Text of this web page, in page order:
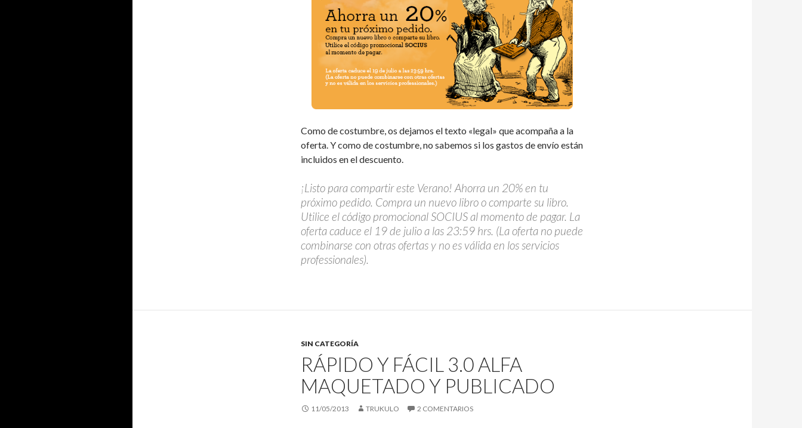
Como de costumbre, os dejamos el texto «legal» que acompaña a la
oferta. Y como de costumbre, no sabemos si los gastos de envío están
incluidos en el descuento.
¡Listo para compartir este Verano! Ahorra un 20% en tu
próximo pedido. Compra un nuevo libro o comparte su libro.
Utilice el código promocional SOCIUS al momento de pagar. La
oferta caduce el 19 de julio a las 23:59 hrs. (La oferta no puede
combinarse con otras ofertas y no es válida en los servicios
professionales).
SIN CATEGORÍA
RÁPIDO Y FÁCIL 3.0 ALFA
MAQUETADO Y PUBLICADO
11/05/2013 TRUKULO 2 COMENTARIOS